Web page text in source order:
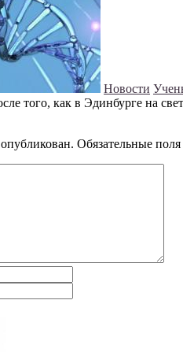
Новости
того, как в Эдинбурге на
Обязательные